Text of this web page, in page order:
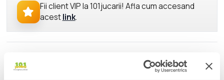
Fii client VIP la 101jucarii! Afla cum accesand
acestlink.
Re-experience the nostalgia of your favorite Transformers G1